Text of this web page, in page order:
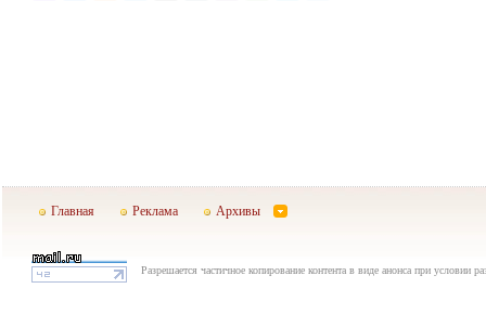
Главная Реклама Архивы
Разрешается частичное копирование контента в виде анонса при условии